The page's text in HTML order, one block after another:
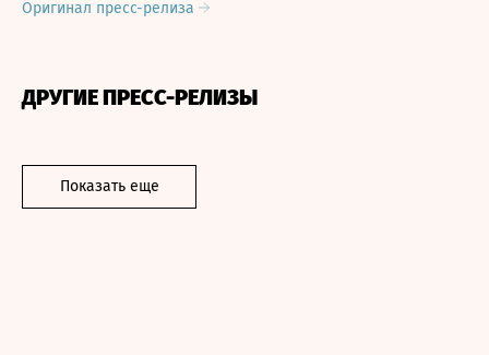
Оригинал пресс-релиза
ДРУГИЕ ПРЕСС-РЕЛИЗЫ
Показать еще